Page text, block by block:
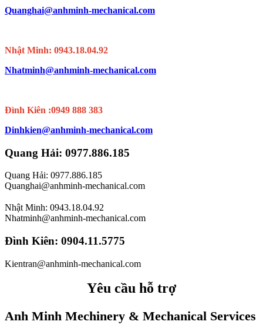
Quanghai@anhminh-mechanical.com
Nhật Minh: 0943.18.04.92
Nhatminh@anhminh-mechanical.com
Đình Kiên :0949 888 383
Dinhkien@anhminh-mechanical.com
Quang Hải: 0977.886.185
Quang Hải: 0977.886.185
Quanghai@anhminh-mechanical.com
Nhật Minh: 0943.18.04.92
Nhatminh@anhminh-mechanical.com
Đình Kiên: 0904.11.5775
Kientran@anhminh-mechanical.com
Yêu cầu hỗ trợ
Anh Minh Mechinery & Mechanical Services